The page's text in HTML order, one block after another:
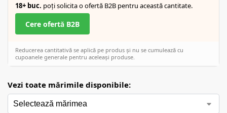
18+ buc. poți solicita o ofertă B2B pentru această cantitate.
Cere ofertă B2B
Reducerea cantitativă se aplică pe produs și nu se cumulează cu
cupoanele generale pentru aceleași produse.
Vezi toate mărimile disponibile: